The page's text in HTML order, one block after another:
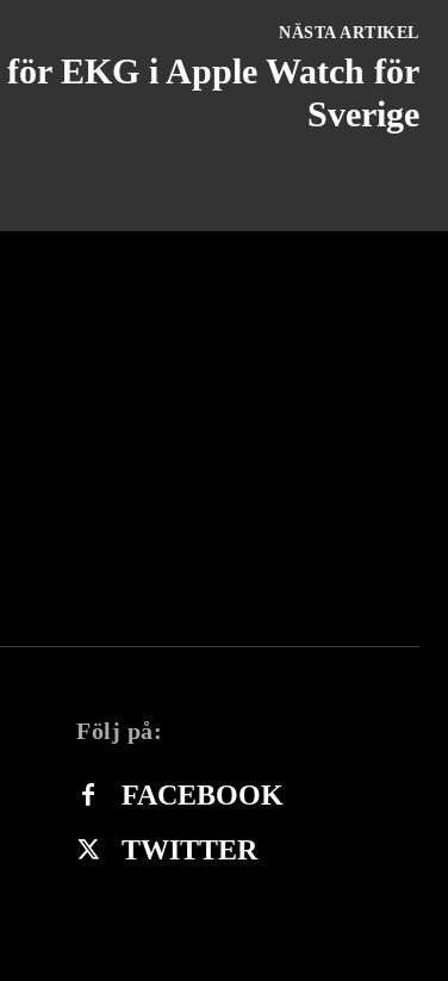
NÄSTA ARTIKEL
för EKG i Apple Watch för
Sverige
Följ på:
FACEBOOK
TWITTER